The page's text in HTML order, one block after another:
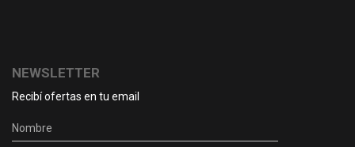
NEWSLETTER
Recibí ofertas en tu email